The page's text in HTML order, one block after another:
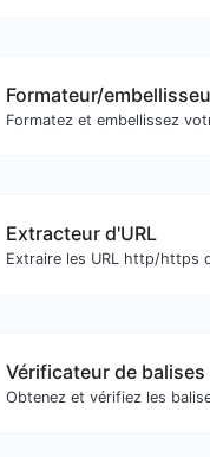
Extracteur d'URL